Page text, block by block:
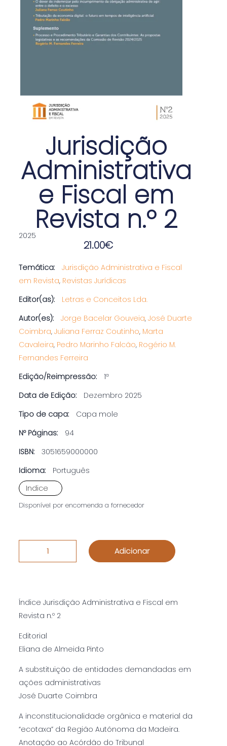
Jurisdição
Administrativa
e Fiscal em
Revista n.º 2
2025
21.00€
Temática:
Jurisdição Administrativa e Fiscal
em Revista, Revistas Jurídicas
Editor(as):
Letras e Conceitos Lda.
Autor(es):
Jorge Bacelar Gouveia, José Duarte
Coimbra, Juliana Ferraz Coutinho, Marta
Cavaleira, Pedro Marinho Falcão, Rogério M.
Fernandes Ferreira
Edição/Reimpressão:
1ª
Data de Edição:
Dezembro 2025
Tipo de capa:
Capa mole
Nº Páginas:
94
ISBN:
3051659000000
Idioma:
Português
Indice
Disponível por encomenda a fornecedor
Adicionar
Índice Jurisdição Administrativa e Fiscal em
Revista n.º 2
Editorial
Eliana de Almeida Pinto
A substituição de entidades demandadas em
ações administrativas
José Duarte Coimbra
A inconstitucionalidade orgânica e material da
“ecotaxa” da Região Autónoma da Madeira.
Anotação ao Acórdão do Tribunal